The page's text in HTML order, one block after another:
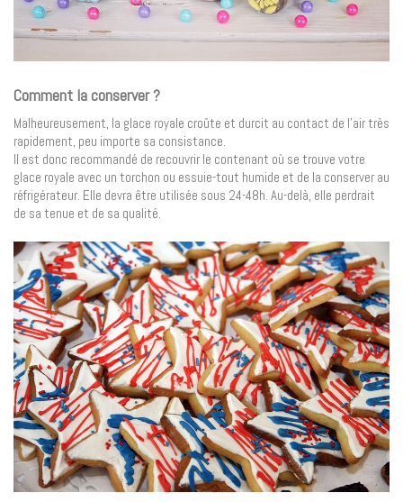
Comment la conserver ?
Malheureusement, la glace royale croûte et durcit au contact de l’air très
rapidement, peu importe sa consistance.
Il est donc recommandé de recouvrir le contenant où se trouve votre
glace royale avec un torchon ou essuie-tout humide et de la conserver au
réfrigérateur. Elle devra être utilisée sous 24-48h. Au-delà, elle perdrait
de sa tenue et de sa qualité.